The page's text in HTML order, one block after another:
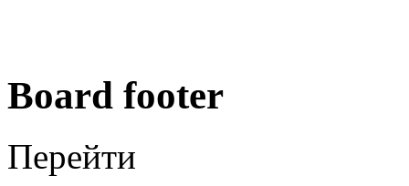
Board footer
Перейти